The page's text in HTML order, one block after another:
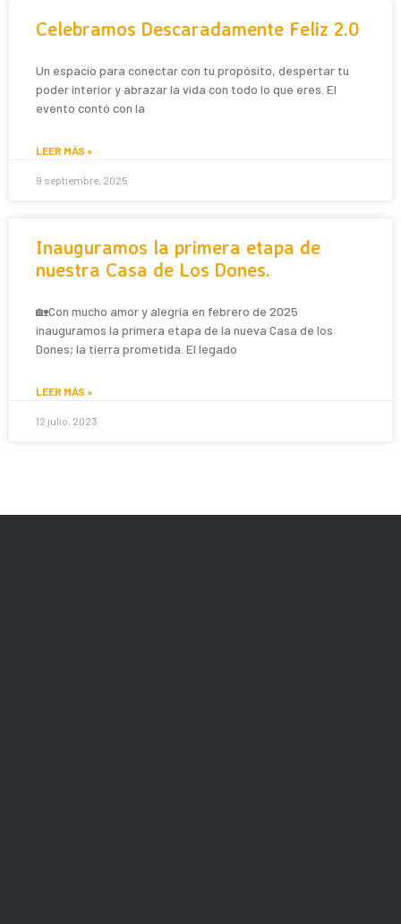
Celebramos Descaradamente Feliz 2.0
Un espacio para conectar con tu propósito, despertar tu
poder interior y abrazar la vida con todo lo que eres. El
evento contó con la
LEER MÁS »
9 septiembre, 2025
Inauguramos la primera etapa de
nuestra Casa de Los Dones.
🏡Con mucho amor y alegría en febrero de 2025
inauguramos la primera etapa de la nueva Casa de los
Dones; la tierra prometida. El legado
LEER MÁS »
12 julio, 2023